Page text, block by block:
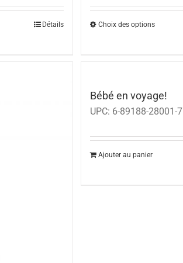
Détails Choix des options
Bébé en voyage!
UPC: 6-89188-28001-7
Ajouter au panier